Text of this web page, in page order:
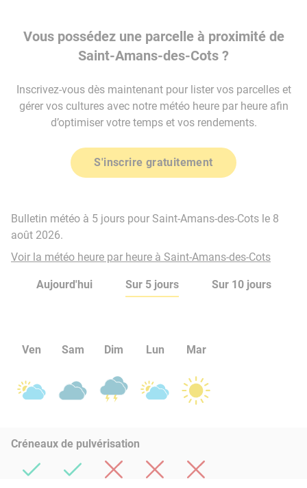
Vous possédez une parcelle à proximité de
Saint-Amans-des-Cots ?
Inscrivez-vous dès maintenant pour lister vos parcelles et
gérer vos cultures avec notre météo heure par heure afin
d’optimiser votre temps et vos rendements.
S'inscrire gratuitement
Bulletin météo à 5 jours pour Saint-Amans-des-Cots le 8
août 2026.
Voir la météo heure par heure à Saint-Amans-des-Cots
Aujourd'hui Sur 5 jours Sur 10 jours
Ven Sam Dim Lun Mar
Créneaux de pulvérisation